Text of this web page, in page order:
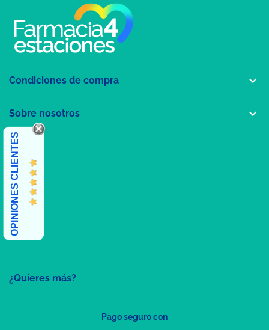
¿Quieres más?
Condiciones de compra 
Sobre nosotros 
OPINIONES CLIENTES
Pago seguro con